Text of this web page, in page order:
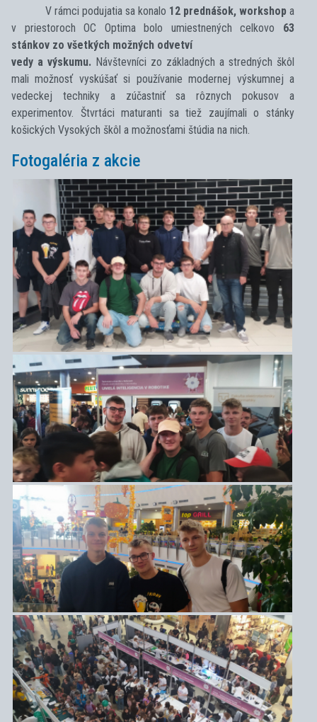
V rámci podujatia sa konalo 12 prednášok, workshop a
v priestoroch OC Optima bolo umiestnených celkovo 63
stánkov zo všetkých možných odvetví
vedy a výskumu. Návštevníci zo základných a stredných škôl
mali možnosť vyskúšať si používanie modernej výskumnej a
vedeckej techniky a zúčastniť sa rôznych pokusov a
experimentov. Štvrtáci maturanti sa tiež zaujímali o stánky
košických Vysokých škôl a možnosťami štúdia na nich.
Fotogaléria z akcie